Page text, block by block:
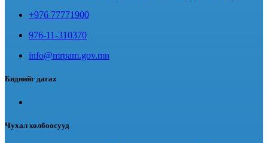
+976 77771900
976-11-310370
info@mrpam.gov.mn
Биднийг дагах
Чухал холбоосууд